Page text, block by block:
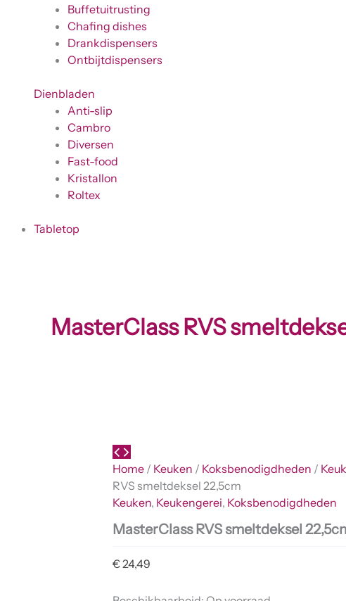
Buffetuitrusting
Chafing dishes
Drankdispensers
Ontbijtdispensers
Dienbladen
Anti-slip
Cambro
Diversen
Fast-food
Kristallon
Roltex
Tabletop
MasterClass RVS
Home / Keuken / Koksbenodigdheden /
RVS smeltdeksel 22,5cm
Keuken, Keukengerei, Koksbenodigdheden
MasterClass RVS smeltdeksel
€24,49